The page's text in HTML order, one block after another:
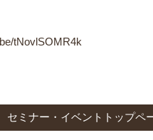
tNovlSOMR4k
セミナー・イベントトップペ